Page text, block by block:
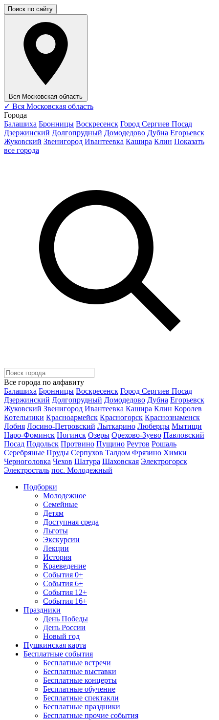
Поиск по сайту
Вся Московская область
✓ Вся Московская область
Города
Балашиха Бронницы Воскресенск Город Сергиев Посад
Дзержинский Долгопрудный Домодедово Дубна Егорьевск
Жуковский Звенигород Ивантеевка Кашира Клин Показать
все города
Все города по алфавиту
Балашиха Бронницы Воскресенск Город Сергиев Посад
Дзержинский Долгопрудный Домодедово Дубна Егорьевск
Жуковский Звенигород Ивантеевка Кашира Клин Королев
Котельники Красноармейск Красногорск Краснознаменск
Лобня Лосино-Петровский Лыткарино Люберцы Мытищи
Наро-Фоминск Ногинск Озеры Орехово-Зуево Павловский
Посад Подольск Протвино Пущино Реутов Рошаль
Серебряные Пруды Серпухов Талдом Фрязино Химки
Черноголовка Чехов Шатура Шаховская Электрогорск
Электросталь пос. Молодежный
Подборки
Молодежное
Семейные
Детям
Доступная среда
Льготы
Экскурсии
Лекции
История
Краеведение
События 0+
События 6+
События 12+
События 16+
Праздники
День Победы
День России
Новый год
Пушкинская карта
Бесплатные события
Бесплатные встречи
Бесплатные выставки
Бесплатные концерты
Бесплатные обучение
Бесплатные спектакли
Бесплатные праздники
Бесплатные прочие события